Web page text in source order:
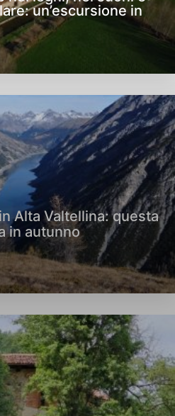
Alta Valtellina: questa
in autunno
un’escursione in